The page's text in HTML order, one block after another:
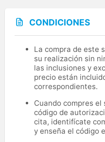
CONDICIONES
La compra de este
su realización sin
las inclusiones y
precio están
correspondientes.
Cuando compres
código de
cita, identifícate
y enseña el código